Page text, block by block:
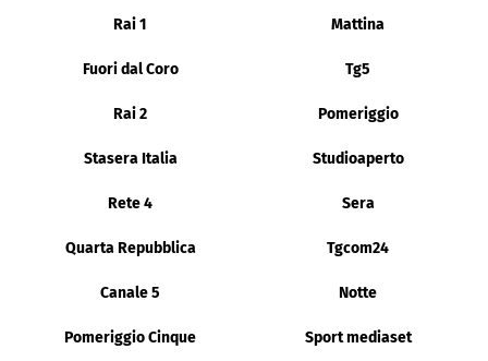
Rai 1 Mattina
Fuori dal Coro Tg5
Rai 2 Pomeriggio
Stasera Italia Studioaperto
Rete 4 Sera
Quarta Repubblica Tgcom24
Canale 5 Notte
Pomeriggio Cinque Sport mediaset